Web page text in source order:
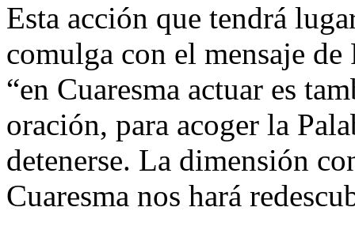
Esta acción que tendrá
comulga con el mensaje
“en Cuaresma actuar es
oración, para acoger la
detenerse. La dimensión
Cuaresma nos hará